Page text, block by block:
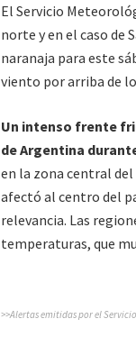
El Servicio
norte y en el caso
naranaja para este
viento por arriba de
Un intenso frente
de Argentina
en la zona central
afectó al centro del
relevancia. Las
temperaturas, que
>>Alertas emitidas por el